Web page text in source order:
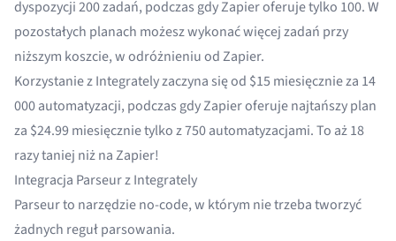
dyspozycji 200 zadań, podczas gdyZapieroferuje tylko 100. W
pozostałych planach możesz wykonać więcej zadań przy
niższym koszcie, w odróżnieniu od Zapier.
Korzystanie z Integrately zaczyna się od $15 miesięcznie za 14
000 automatyzacji, podczas gdy Zapier oferuje najtańszy plan
za $24.99 miesięcznie tylko z 750 automatyzacjami. To aż 18
razy taniej niż na Zapier!
Integracja Parseur z Integrately
Parseurto narzędzie no-code, w którym nie trzeba tworzyć
żadnych reguł parsowania.